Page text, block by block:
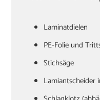
Laminatdielen
PE-Folie und
Stichsäge
Lamiantscheider